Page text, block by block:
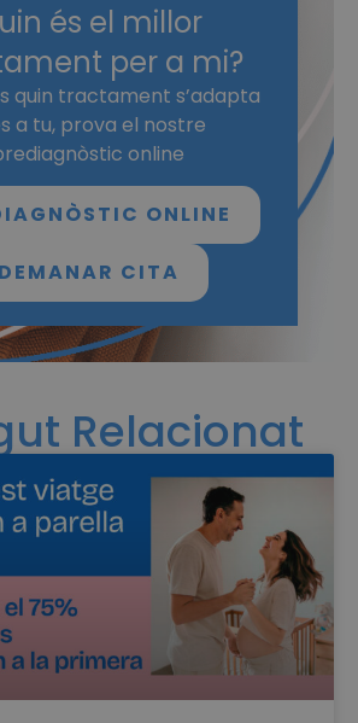
és el millor
per a mi?
quin tractament s’adapta
a tu, prova el nostre
online
ONLINE
DEMANAR CITA
Relacionat